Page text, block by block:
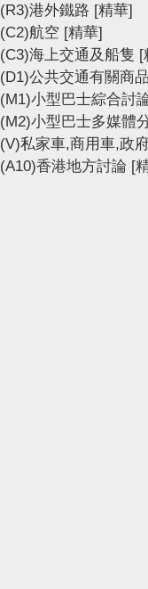
(R3)港外鐵路 [精華]
(C2)航空 [精華]
(C3)海上交通及船隻 [
(D1)公共交通有關商品
(M1)小型巴士綜合討
(M2)小型巴士多媒體
(V)私家車,商用車,政
(A10)香港地方討論 [